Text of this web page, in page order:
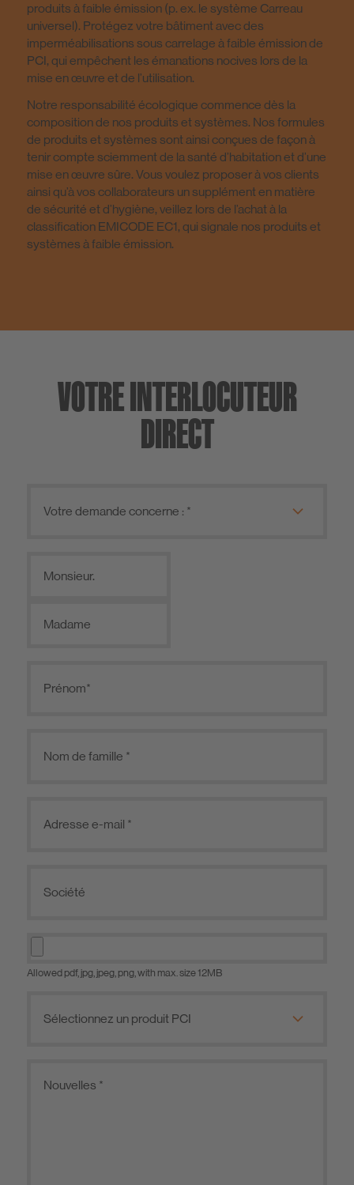
produits à faible émission (p. ex. le système Carreau
universel). Protégez votre bâtiment avec des
imperméabilisations sous carrelage à faible émission de
PCI, qui empêchent les émanations nocives lors de la
mise en œuvre et de l’utilisation.
Notre responsabilité écologique commence dès la
composition de nos produits et systèmes. Nos formules
de produits et systèmes sont ainsi conçues de façon à
tenir compte sciemment de la santé d’habitation et d’une
mise en œuvre sûre. Vous voulez proposer à vos clients
ainsi qu’à vos collaborateurs un supplément en matière
de sécurité et d’hygiène, veillez lors de l’achat à la
classification EMICODE EC1, qui signale nos produits et
systèmes à faible émission.
VOTRE INTERLOCUTEUR
DIRECT
Monsieur.
Madame
Allowed pdf, jpg, jpeg, png, with max. size 12MB